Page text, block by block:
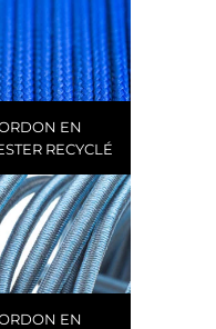
EN
RECYCLÉ
EN